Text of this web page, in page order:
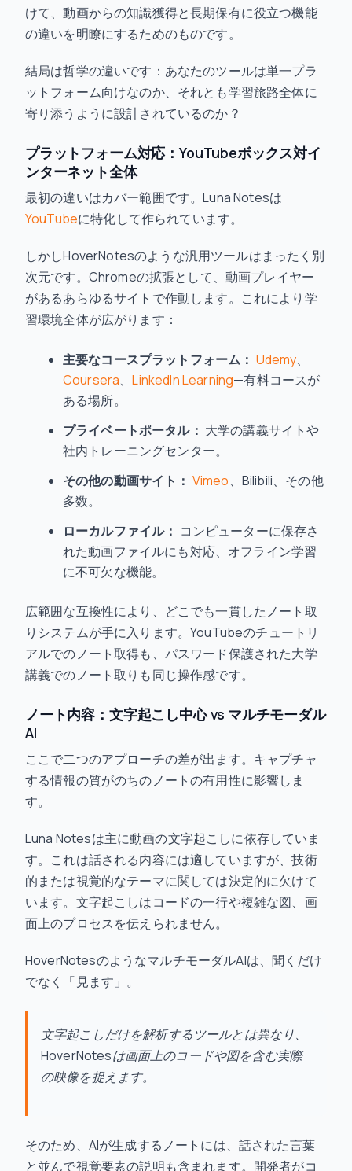
けて、動画からの知識獲得と長期保有に役立つ機能
の違いを明瞭にするためのものです。
結局は哲学の違いです：あなたのツールは単一プラ
ットフォーム向けなのか、それとも学習旅路全体に
寄り添うように設計されているのか？
プラットフォーム対応：YouTubeボックス対イ
ンターネット全体
最初の違いはカバー範囲です。Luna Notesは
YouTubeに特化して作られています。
しかしHoverNotesのような汎用ツールはまったく別
次元です。Chromeの拡張として、動画プレイヤー
があるあらゆるサイトで作動します。これにより学
習環境全体が広がります：
主要なコースプラットフォーム： Udemy、
Coursera、LinkedIn Learning—有料コースが
ある場所。
プライベートポータル： 大学の講義サイトや
社内トレーニングセンター。
その他の動画サイト： Vimeo、Bilibili、その他
多数。
ローカルファイル： コンピューターに保存さ
れた動画ファイルにも対応、オフライン学習
に不可欠な機能。
広範囲な互換性により、どこでも一貫したノート取
りシステムが手に入ります。YouTubeのチュートリ
アルでのノート取得も、パスワード保護された大学
講義でのノート取りも同じ操作感です。
ノート内容：文字起こし中心 vs マルチモーダル
AI
ここで二つのアプローチの差が出ます。キャプチャ
する情報の質がのちのノートの有用性に影響しま
す。
Luna Notesは主に動画の文字起こしに依存していま
す。これは話される内容には適していますが、技術
的または視覚的なテーマに関しては決定的に欠けて
います。文字起こしはコードの一行や複雑な図、画
面上のプロセスを伝えられません。
HoverNotesのようなマルチモーダルAIは、聞くだけ
でなく「見ます」。
文字起こしだけを解析するツールとは異なり、
HoverNotesは画面上のコードや図を含む実際
の映像を捉えます。
そのため、AIが生成するノートには、話された言葉
と並んで視覚要素の説明も含まれます。開発者がコ